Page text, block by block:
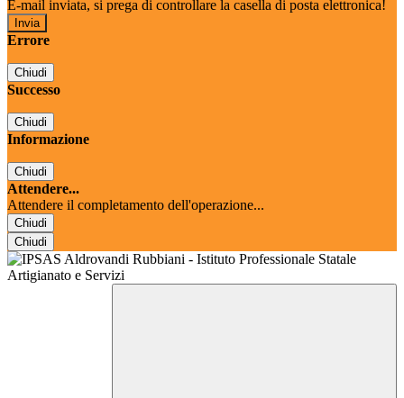
E-mail inviata, si prega di controllare la casella di posta elettronica!
Errore
Chiudi
Successo
Chiudi
Informazione
Chiudi
Attendere...
Attendere il completamento dell'operazione...
Chiudi
Chiudi